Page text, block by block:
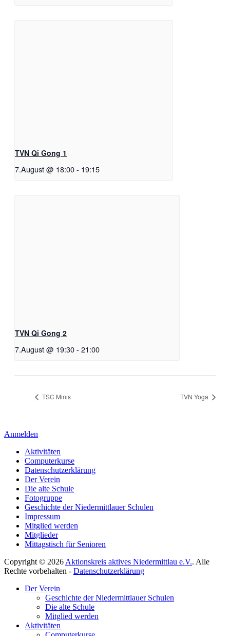
TVN Qi Gong 1
7.August @ 18:00- 19:15
TVN Qi Gong 2
7.August @ 19:30- 21:00
TSC Minis TVN Yoga
Anmelden
Aktivitäten
Computerkurse
Datenschutzerklärung
Der Verein
Die alte Schule
Fotogruppe
Geschichte der Niedermittlauer Schulen
Impressum
Mitglied werden
Mitglieder
Mittagstisch für Senioren
Copyright © 2026 Aktionskreis aktives Niedermittlau e.V.. Alle
Rechte vorbehalten - Datenschutzerklärung
scrollenDer Verein
Geschichte der Niedermittlauer Schulen
Die alte Schule
Mitglied werden
Aktivitäten